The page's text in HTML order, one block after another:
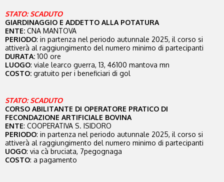
STATO: SCADUTO
GIARDINAGGIO E ADDETTO ALLA POTATURA
ENTE: CNA MANTOVA
PERIODO: in partenza nel periodo autunnale 2025, il corso si
attiverà al raggiungimento del numero minimo di partecipanti
DURATA: 100 ore
LUOGO: viale learco guerra, 13, 46100 mantova mn
COSTO: gratuito per i beneficiari di gol
STATO: SCADUTO
CORSO ABILITANTE DI OPERATORE PRATICO DI
FECONDAZIONE ARTIFICIALE BOVINA
ENTE: COOPERATIVA S. ISIDORO
PERIODO: in partenza nel periodo autunnale 2025, il corso si
attiverà al raggiungimento del numero minimo di partecipanti
UOGO: via cà bruciata, 7pegognaga
COSTO: a pagamento